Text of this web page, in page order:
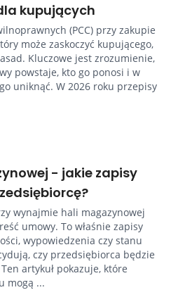
kupujących
(PCC) przy zakupie
może zaskoczyć kupującego,
Kluczowe jest zrozumienie,
powstaje, kto go ponosi i w
uniknąć. W 2026 roku przepisy
- jakie zapisy
wynajmie hali magazynowej
umowy. To właśnie zapisy
wypowiedzenia czy stanu
czy przedsiębiorca będzie
artykuł pokazuje, które
mogą ...